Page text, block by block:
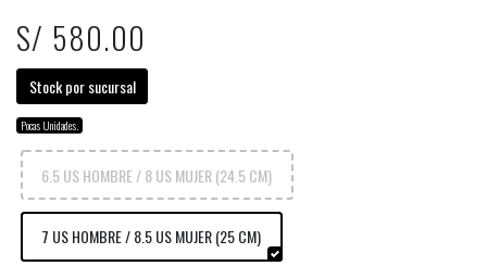
S/ 580.00
Stock por sucursal
Pocas Unidades.
6.5 US HOMBRE / 8 US MUJER (24.5 CM)
7 US HOMBRE / 8.5 US MUJER (25 CM)